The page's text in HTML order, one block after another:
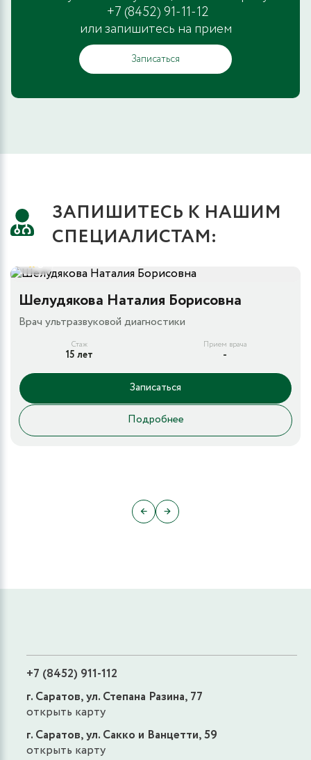
+7 (8452) 91-11-12
или запишитесь на прием
Записаться
ЗАПИШИТЕСЬ К НАШИМ
СПЕЦИАЛИСТАМ:
5
Шелудякова Наталия Борисовна
Врач ультразвуковой диагностики
Стаж
15 лет
Прием врача
-
Записаться
Подробнее
← →
+7 (8452) 911-112
г. Саратов, ул. Степана Разина, 77
открыть карту
г. Саратов, ул. Сакко и Ванцетти, 59
открыть карту